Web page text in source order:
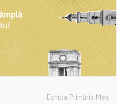
Echipa Primăria Mea